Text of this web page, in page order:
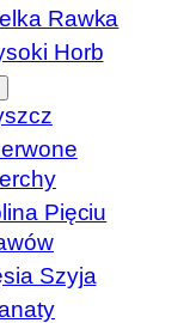
Rawka
Horb
Pięciu
Szyja